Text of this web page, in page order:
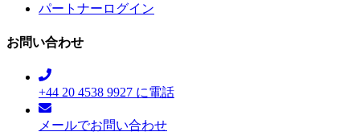
パートナーログイン
お問い合わせ
+44 20 4538 9927 に電話
メールでお問い合わせ